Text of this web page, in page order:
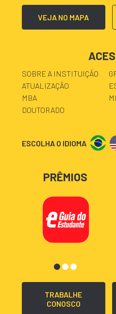
VEJA NO MAPA
SOBRE A INSTITUIÇÃO
ATUALIZAÇÃO
MBA
DOUTORADO
ESCOLHA O IDIOMA
PRÊMIOS
TRABALHE
CONOSCO